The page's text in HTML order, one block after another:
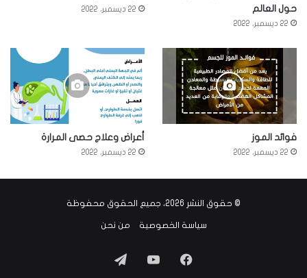
حول العالم
22 ديسمبر، 2022
22 ديسمبر، 2022
فوائد الموز
22 ديسمبر، 2022
أعراض وعلاج حصى المرارة
22 ديسمبر، 2022
© حقوق النشر 2026، جميع الحقوق محفوظة
سياسة الخصوصية من نحن
فيسبوك‫YouTube